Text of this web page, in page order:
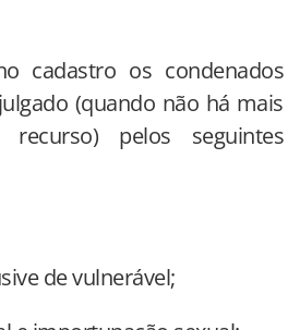
cadastro os condenados
(quando não há mais
recurso) pelos seguintes
de vulnerável;